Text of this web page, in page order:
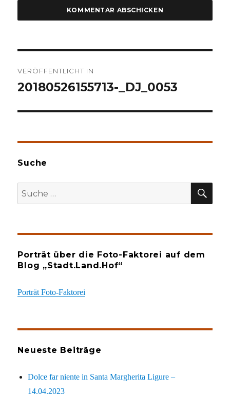
VERÖFFENTLICHT IN
20180526155713-_DJ_0053
Suche
Suche
nach:
Porträt über die Foto-Faktorei auf dem
Blog „Stadt.Land.Hof“
Porträt Foto-Faktorei
Neueste Beiträge
Dolce far niente in Santa Margherita Ligure –
14.04.2023